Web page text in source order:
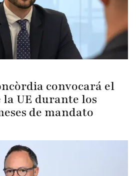
convocará el
UE durante los
de mandato